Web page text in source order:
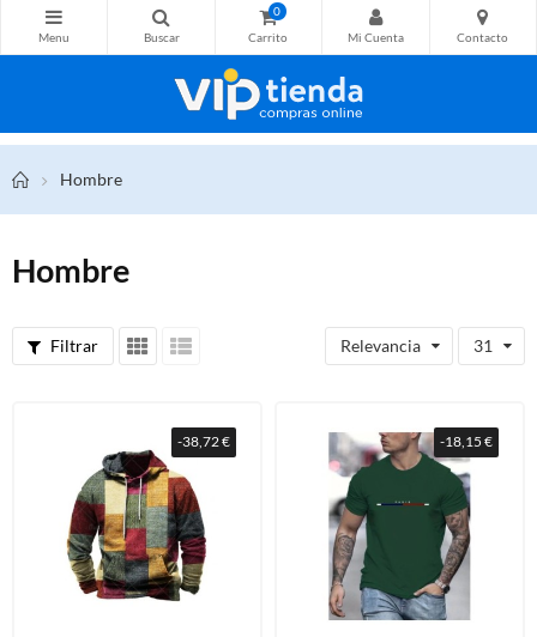
0
Hombre
Hombre
Filtrar Relevancia 31
-38,72 € -18,15 €